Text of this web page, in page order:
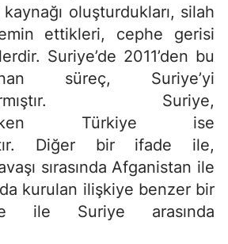
oluşturdukları, silah
ettikleri, cephe gerisi
Suriye’de 2011’den bu
süreç, Suriye’yi
Suriye,
Türkiye ise
Diğer bir ifade ile,
sırasında Afganistan ile
kurulan ilişkiye benzer bir
ile Suriye arasında